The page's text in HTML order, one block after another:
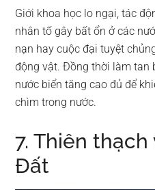
Giới khoa học lo ngại, tác
nhân tố gây bất ổn ở các
nạn hay cuộc đại tuyệt
động vật. Đồng thời làm tan
nước biển tăng cao đủ để
chìm trong nước.
7. Thiên thạch
Đất